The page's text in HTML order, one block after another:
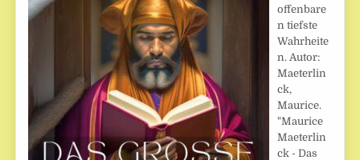
offenbare
n tiefste
Wahrheite
n. Autor:
Maeterlin
ck,
Maurice.
"Maurice
Maeterlin
ck - Das